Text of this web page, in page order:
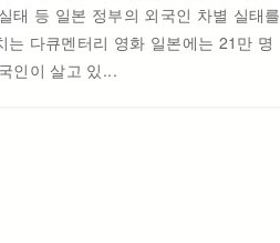
태 등 일본 정부의 외국인 차별 실태를
는 다큐멘터리 영화 일본에는 21만 명
인이 살고 있...